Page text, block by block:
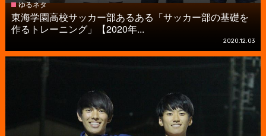
ゆるネタ
東海学園高校サッカー部あるある「サッカー部の基礎を
作るトレーニング」【2020年...
2020.12.03